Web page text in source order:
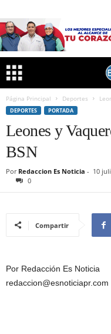
Página Principal Deportes
DEPORTES PORTADA
Leones y
BSN
Por Redaccion Es Noticia - 10
0
Compartir
Por Redacción Es Noticia
redaccion@esnoticiapr.com